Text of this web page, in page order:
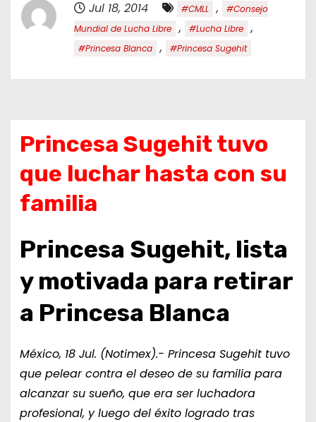
Jul 18, 2014 #CMLL ,
#Consejo
Mundial de Lucha Libre
, #Lucha Libre ,
#Princesa Blanca , #Princesa Sugehit
Princesa Sugehit tuvo
que luchar hasta con su
familia
Princesa Sugehit, lista
y motivada para retirar
a Princesa Blanca
México, 18 Jul. (Notimex).- Princesa Sugehit tuvo
que pelear contra el deseo de su familia para
alcanzar su sueño, que era ser luchadora
profesional, y luego del éxito logrado tras